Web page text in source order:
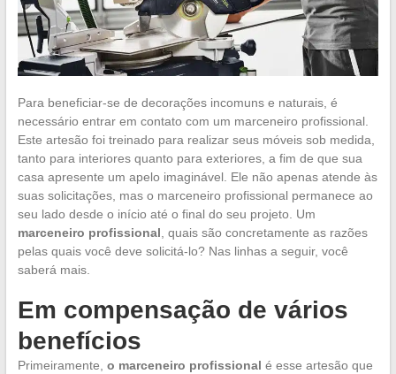
Para beneficiar-se de decorações incomuns e naturais, é
necessário entrar em contato com um marceneiro profissional.
Este artesão foi treinado para realizar seus móveis sob medida,
tanto para interiores quanto para exteriores, a fim de que sua
casa apresente um apelo imaginável. Ele não apenas atende às
suas solicitações, mas o marceneiro profissional permanece ao
seu lado desde o início até o final do seu projeto. Um
marceneiro profissional, quais são concretamente as razões
pelas quais você deve solicitá-lo? Nas linhas a seguir, você
saberá mais.
Em compensação de vários
benefícios
Primeiramente, o marceneiro profissional é esse artesão que